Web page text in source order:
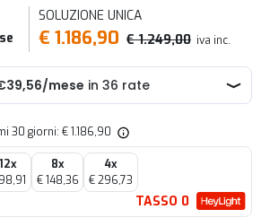
SOLUZIONE UNICA
€ 1.186,90 € 1.249,00 iva inc.
30 giorni: € 1.186,90
12x
8x
€ 148,36
4x
€ 296,73
TASSO 0